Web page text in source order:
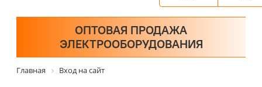
ОПТОВАЯ ПРОДАЖА
ЭЛЕКТРООБОРУДОВАНИЯ
Главная Вход на сайт